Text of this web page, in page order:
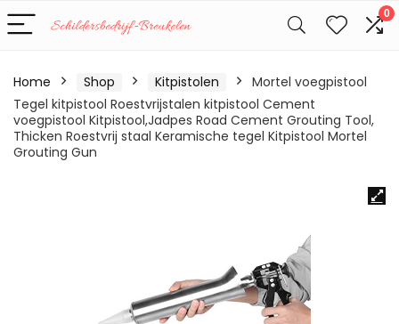
0
Home Shop Kitpistolen
Mortel voegpistool
Tegel kitpistool Roestvrijstalen kitpistool Cement
voegpistool Kitpistool,Jadpes Road Cement Grouting Tool,
Thicken Roestvrij staal Keramische tegel Kitpistool Mortel
Grouting Gun